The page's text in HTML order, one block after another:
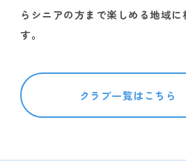
らシニアの方まで楽しめる地域
す。
クラブ一覧はこちら